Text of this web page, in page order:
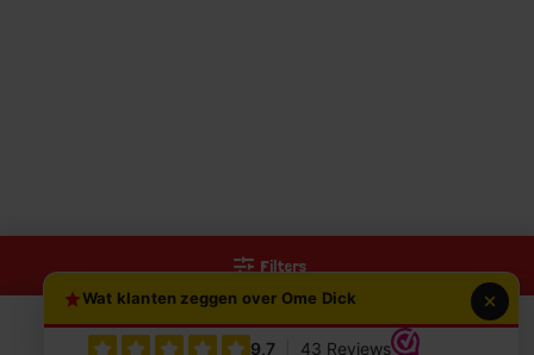
0
Filters
Wat klanten zeggen over Ome Dick